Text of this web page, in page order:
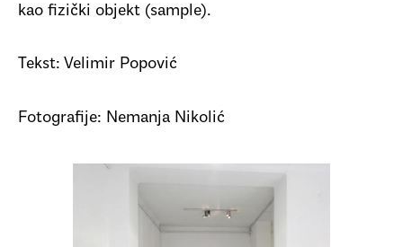
kao fizički objekt (sample).
Tekst: Velimir Popović
Fotografije: Nemanja Nikolić